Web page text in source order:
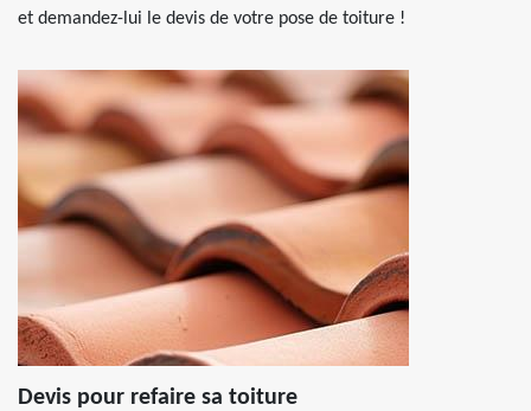
et demandez-lui le devis de votre pose de toiture !
Devis pour refaire sa toiture